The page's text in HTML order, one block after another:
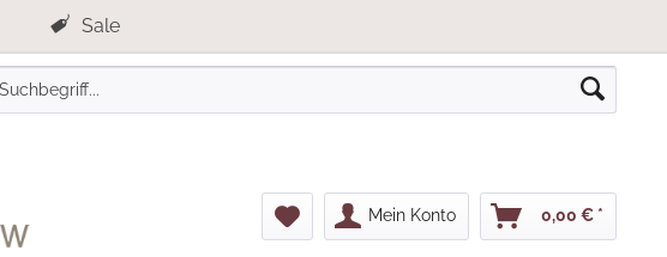
Sale
Mein Konto 0,00 € *